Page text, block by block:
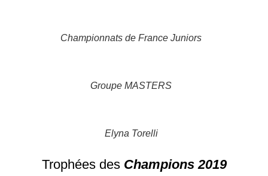
Championnats de France Juniors
Groupe MASTERS
Elyna Torelli
Trophées des Champions 2019